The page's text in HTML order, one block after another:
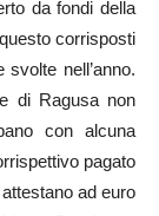
da fondi della
corrisposti
nell’anno.
di Ragusa non
con alcuna
pagato
ad euro